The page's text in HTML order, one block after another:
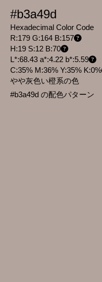
#b3a49d
Hexadecimal Color Code
R:179 G:164 B:157
H:19 S:12 B:70
L*:68.43 a*:4.22 b*:5.59
C:35% M:36% Y:35% K:0%
やや灰色い橙系の色
#b3a49d の配色パターン